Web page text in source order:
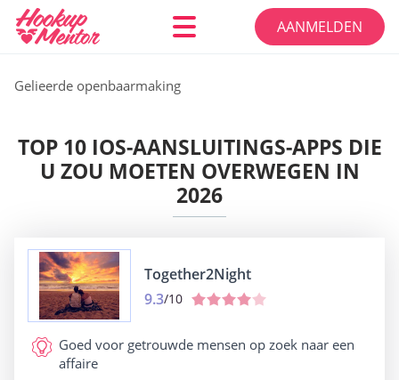
AANMELDEN
Gelieerde openbaarmaking
TOP 10 IOS-AANSLUITINGS-APPS DIE
U ZOU MOETEN OVERWEGEN IN
2026
Together2Night
9.3/10
Goed voor getrouwde mensen op zoek naar een
affaire